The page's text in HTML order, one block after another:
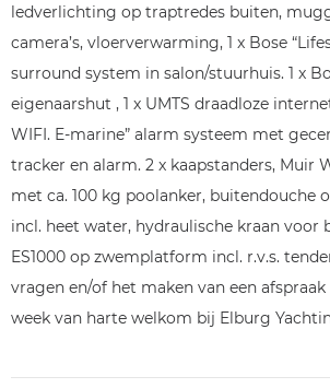
ledverlichting op traptredes buiten,
camera’s, vloerverwarming, 1 x Bose
surround system in salon/stuurhuis. 1 x
eigenaarshut , 1 x UMTS draadloze
WIFI. E-marine” alarm systeem met
tracker en alarm. 2 x kaapstanders, Muir
met ca. 100 kg poolanker, buitendouche
incl. heet water, hydraulische kraan voor
ES1000 op zwemplatform incl. r.v.s.
vragen en/of het maken van een
week van harte welkom bij Elburg